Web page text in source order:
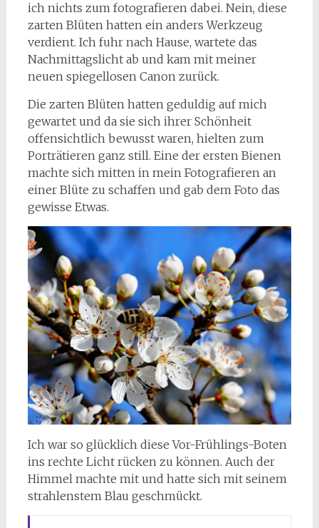
ich nichts zum fotografieren dabei. Nein, diese
zarten Blüten hatten ein anders Werkzeug
verdient. Ich fuhr nach Hause, wartete das
Nachmittagslicht ab und kam mit meiner
neuen spiegellosen Canon zurück.
Die zarten Blüten hatten geduldig auf mich
gewartet und da sie sich ihrer Schönheit
offensichtlich bewusst waren, hielten zum
Porträtieren ganz still. Eine der ersten Bienen
machte sich mitten in mein Fotografieren an
einer Blüte zu schaffen und gab dem Foto das
gewisse Etwas.
Ich war so glücklich diese Vor-Frühlings-Boten
ins rechte Licht rücken zu können. Auch der
Himmel machte mit und hatte sich mit seinem
strahlenstem Blau geschmückt.